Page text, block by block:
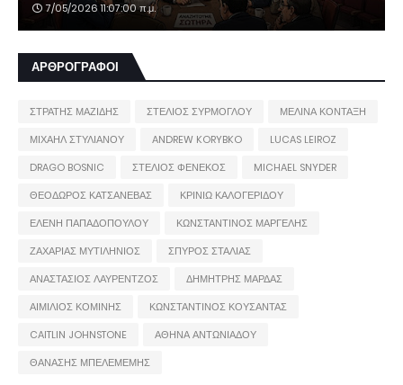
7/05/2026 11:07:00 π.μ.
ΑΡΘΡΟΓΡΑΦΟΙ
ΣΤΡΑΤΗΣ ΜΑΖΙΔΗΣ ΣΤΕΛΙΟΣ ΣΥΡΜΟΓΛΟΥ
ΜΕΛΙΝΑ ΚΟΝΤΑΞΗ
ΜΙΧΑΗΛ ΣΤΥΛΙΑΝΟΥ
ANDREW KORYBKO
LUCAS LEIROZ
DRAGO BOSNIC
ΣΤΕΛΙΟΣ ΦΕΝΕΚΟΣ
MICHAEL SNYDER
ΘΕΟΔΩΡΟΣ ΚΑΤΣΑΝΕΒΑΣ
ΚΡΙΝΙΩ ΚΑΛΟΓΕΡΙΔΟΥ
ΕΛΕΝΗ ΠΑΠΑΔΟΠΟΥΛΟΥ
ΚΩΝΣΤΑΝΤΙΝΟΣ ΜΑΡΓΕΛΗΣ
ΖΑΧΑΡΙΑΣ ΜΥΤΙΛΗΝΙΟΣ
ΣΠΥΡΟΣ ΣΤΑΛΙΑΣ
ΑΝΑΣΤΑΣΙΟΣ ΛΑΥΡΕΝΤΖΟΣ
ΔΗΜΗΤΡΗΣ ΜΑΡΔΑΣ
ΑΙΜΙΛΙΟΣ ΚΟΜΙΝΗΣ
ΚΩΝΣΤΑΝΤΙΝΟΣ ΚΟΥΣΑΝΤΑΣ
CAITLIN JOHNSTONE
ΑΘΗΝΑ ΑΝΤΩΝΙΑΔΟΥ
ΘΑΝΑΣΗΣ ΜΠΕΛΕΜΕΜΗΣ